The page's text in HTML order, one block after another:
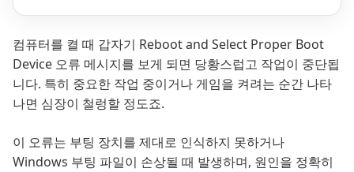
컴퓨터를 켤 때 갑자기 Reboot and Select Proper Boot
Device 오류 메시지를 보게 되면 당황스럽고 작업이 중단됩
니다. 특히 중요한 작업 중이거나 게임을 켜려는 순간 나타
나면 심장이 철렁할 정도죠.
이 오류는 부팅 장치를 제대로 인식하지 못하거나
Windows 부팅 파일이 손상될 때 발생하며, 원인을 정확히